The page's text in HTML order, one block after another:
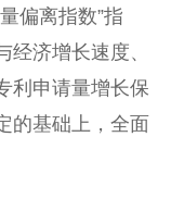
偏离指数”指
济增长速度、
利申请量增长保
的基础上，全面